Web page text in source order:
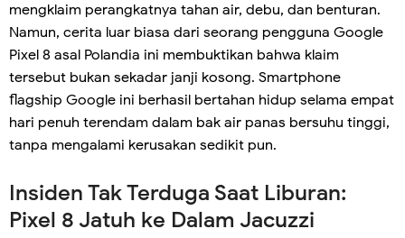
mengklaim perangkatnya tahan air, debu, dan benturan.
Namun, cerita luar biasa dari seorang pengguna Google
Pixel 8 asal Polandia ini membuktikan bahwa klaim
tersebut bukan sekadar janji kosong. Smartphone
flagship Google ini berhasil bertahan hidup selama empat
hari penuh terendam dalam bak air panas bersuhu tinggi,
tanpa mengalami kerusakan sedikit pun.
Insiden Tak Terduga Saat Liburan:
Pixel 8 Jatuh ke Dalam Jacuzzi